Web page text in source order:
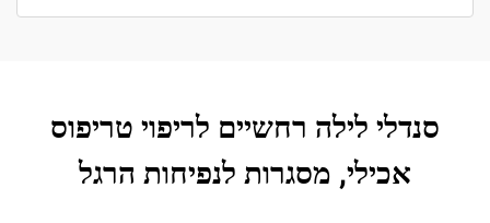
סנדלי לילה רחשיים לריפוי טריפוס
אכילי, מסגרות לנפיחות הרגל